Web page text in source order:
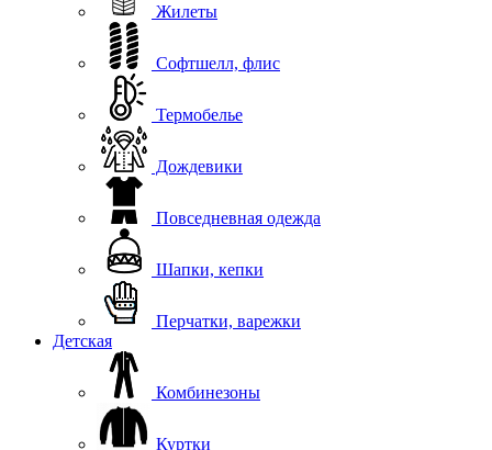
Жилеты
Софтшелл, флис
Термобелье
Дождевики
Повседневная одежда
Шапки, кепки
Перчатки, варежки
Детская
Комбинезоны
Куртки